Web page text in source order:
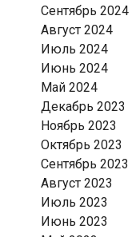
Сентябрь 2024
Август 2024
Июль 2024
Июнь 2024
Май 2024
Декабрь 2023
Ноябрь 2023
Октябрь 2023
Сентябрь 2023
Август 2023
Июль 2023
Июнь 2023